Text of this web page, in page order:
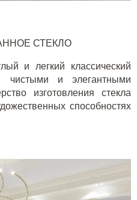
СТЕКЛО
и легкий классический
чистыми и элегантными
изготовления стекла
способностях